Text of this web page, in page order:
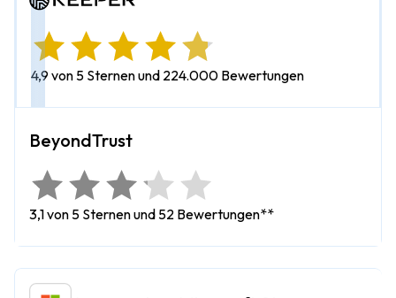
4,9 von 5 Sternen und 224.000 Bewertungen
3,1 von 5 Sternen und 52 Bewertungen**